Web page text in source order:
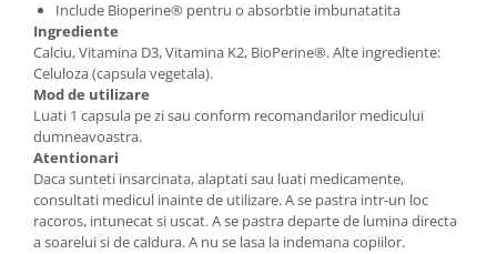
Include Bioperine® pentru o absorbtie imbunatatita
Ingrediente
Calciu, Vitamina D3, Vitamina K2, BioPerine®. Alte ingrediente:
Celuloza (capsula vegetala).
Mod de utilizare
Luati 1 capsula pe zi sau conform recomandarilor medicului
dumneavoastra.
Atentionari
Daca sunteti insarcinata, alaptati sau luati medicamente,
consultati medicul inainte de utilizare. A se pastra intr-un loc
racoros, intunecat si uscat. A se pastra departe de lumina directa
a soarelui si de caldura. A nu se lasa la indemana copiilor.